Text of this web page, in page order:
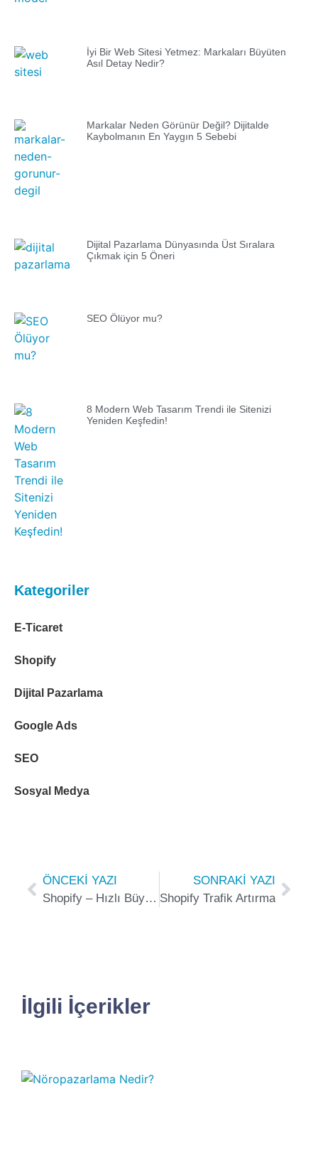
İyi Bir Web Sitesi Yetmez: Markaları Büyüten
Asıl Detay Nedir?
Markalar Neden Görünür Değil? Dijitalde
Kaybolmanın En Yaygın 5 Sebebi
Dijital Pazarlama Dünyasında Üst Sıralara
Çıkmak için 5 Öneri
SEO Ölüyor mu?
8 Modern Web Tasarım Trendi ile Sitenizi
Yeniden Keşfedin!
Kategoriler
E-Ticaret
Shopify
Dijital Pazarlama
Google Ads
SEO
Sosyal Medya
ÖNCEKI YAZI
Shopify – Hızlı Büyümenin Arkasındaki Şaşırtıcı 4 Faktör
SONRAKI YAZI
Shopify Trafik Artırma
İlgili İçerikler